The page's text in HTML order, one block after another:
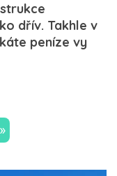
dřív. Takhle v
peníze vy